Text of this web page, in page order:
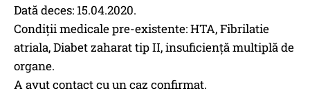
Dată deces: 15.04.2020.
Condiții medicale pre-existente: HTA, Fibrilatie
atriala, Diabet zaharat tip II, insuficiență multiplă de
organe.
A avut contact cu un caz confirmat.